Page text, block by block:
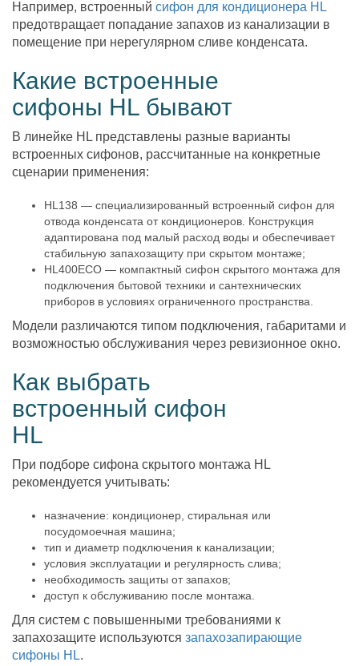
Например, встроенный сифон для кондиционера HL
предотвращает попадание запахов из канализации в
помещение при нерегулярном сливе конденсата.
Какие встроенные
сифоны HL бывают
В линейке HL представлены разные варианты
встроенных сифонов, рассчитанные на конкретные
сценарии применения:
HL138 — специализированный встроенный сифон для
отвода конденсата от кондиционеров. Конструкция
адаптирована под малый расход воды и обеспечивает
стабильную запахозащиту при скрытом монтаже;
HL400ECO — компактный сифон скрытого монтажа для
подключения бытовой техники и сантехнических
приборов в условиях ограниченного пространства.
Модели различаются типом подключения, габаритами и
возможностью обслуживания через ревизионное окно.
Как выбрать
встроенный сифон
HL
При подборе сифона скрытого монтажа HL
рекомендуется учитывать:
назначение: кондиционер, стиральная или
посудомоечная машина;
тип и диаметр подключения к канализации;
условия эксплуатации и регулярность слива;
необходимость защиты от запахов;
доступ к обслуживанию после монтажа.
Для систем с повышенными требованиями к
запахозащите используются запахозапирающие
сифоны HL.